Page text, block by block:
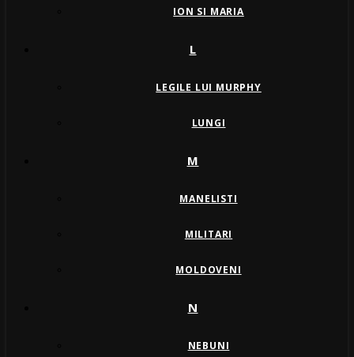
ION SI MARIA
L
LEGILE LUI MURPHY
LUNGI
M
MANELISTI
MILITARI
MOLDOVENI
N
NEBUNI